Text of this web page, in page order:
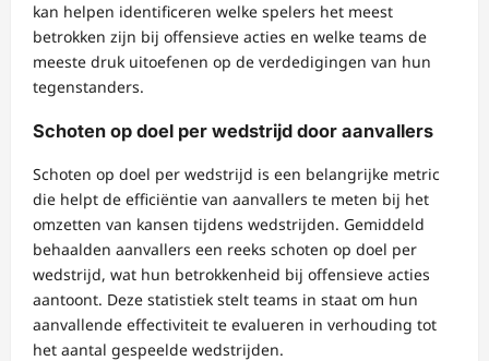
kan helpen identificeren welke spelers het meest
betrokken zijn bij offensieve acties en welke teams de
meeste druk uitoefenen op de verdedigingen van hun
tegenstanders.
Schoten op doel per wedstrijd door aanvallers
Schoten op doel per wedstrijd is een belangrijke metric
die helpt de efficiëntie van aanvallers te meten bij het
omzetten van kansen tijdens wedstrijden. Gemiddeld
behaalden aanvallers een reeks schoten op doel per
wedstrijd, wat hun betrokkenheid bij offensieve acties
aantoont. Deze statistiek stelt teams in staat om hun
aanvallende effectiviteit te evalueren in verhouding tot
het aantal gespeelde wedstrijden.